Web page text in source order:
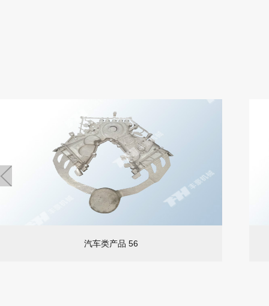
汽车类产品 56